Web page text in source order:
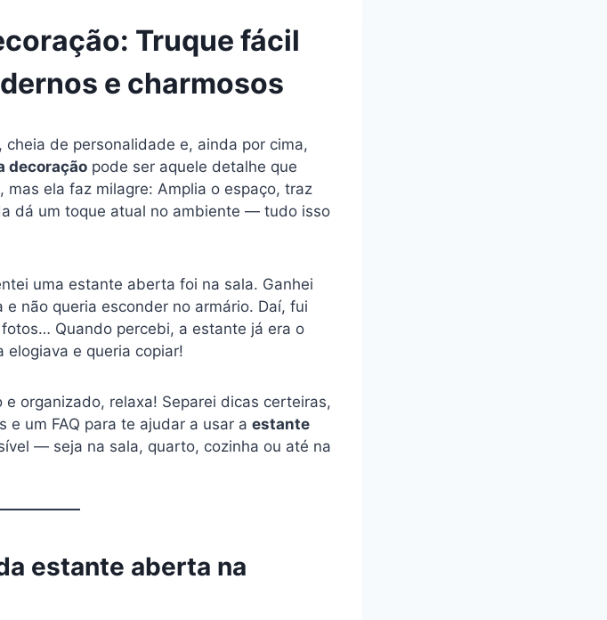
Truque fácil
e charmosos
de personalidade e, ainda por cima,
decoração pode ser aquele detalhe que
ela faz milagre: Amplia o espaço, traz
dá um toque atual no ambiente — tudo isso
uma estante aberta foi na sala. Ganhei
não queria esconder no armário. Daí, fui
Quando percebi, a estante já era o
e queria copiar!
organizado, relaxa! Separei dicas certeiras,
um FAQ para te ajudar a usar a estante
— seja na sala, quarto, cozinha ou até na
estante aberta na